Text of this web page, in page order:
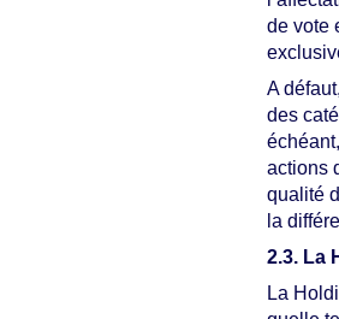
de vote
A
des
actions
qualité
la
2.3. La
La